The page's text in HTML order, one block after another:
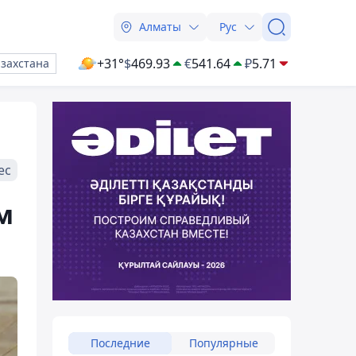
Алматы Рус
+31°$469.93 €541.64 ₽5.71
Последние Популярные